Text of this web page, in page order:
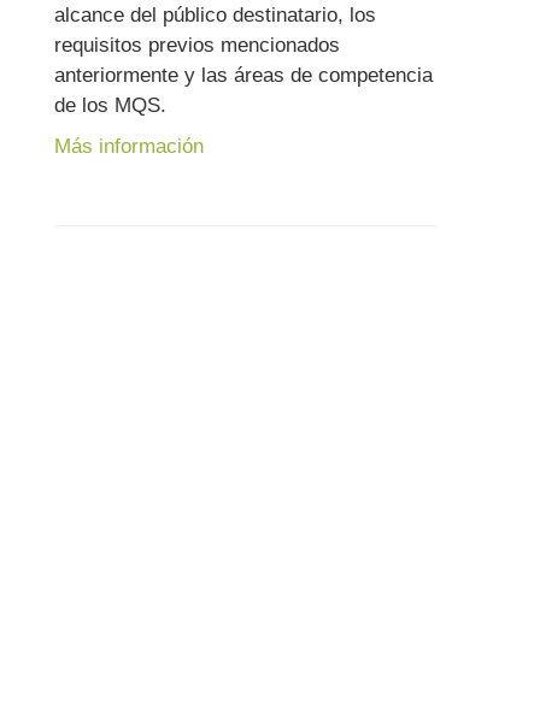
alcance del público destinatario, los
requisitos previos mencionados
anteriormente y las áreas de competencia
de los MQS.
Más información